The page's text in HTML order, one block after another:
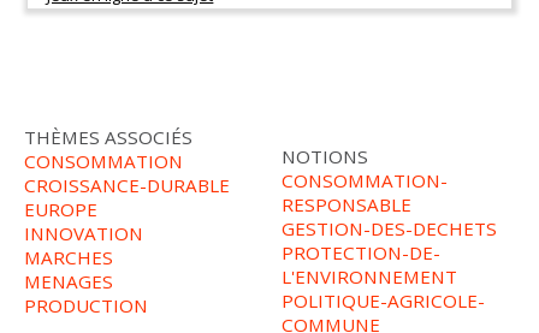
THÈMES ASSOCIÉS
CONSOMMATION
CROISSANCE-DURABLE
EUROPE
INNOVATION
MARCHES
MENAGES
PRODUCTION
NOTIONS
CONSOMMATION-
RESPONSABLE
GESTION-DES-DECHETS
PROTECTION-DE-
L'ENVIRONNEMENT
POLITIQUE-AGRICOLE-
COMMUNE